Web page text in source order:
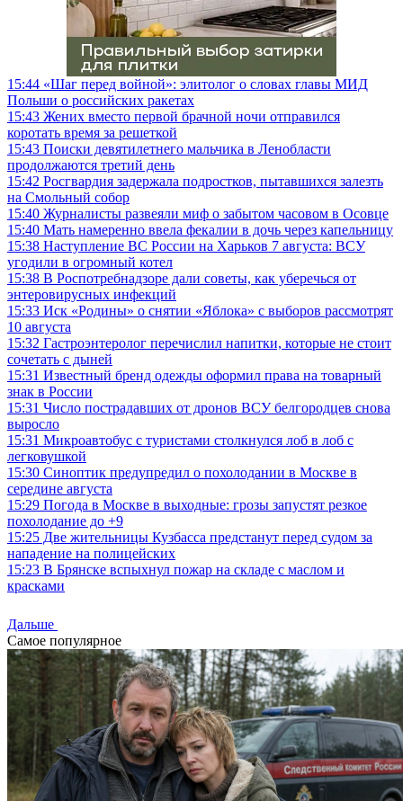
15:44 «Шаг перед войной»: элитолог о словах главы МИД
Польши о российских ракетах
15:43 Жених вместо первой брачной ночи отправился
коротать время за решеткой
15:43 Поиски девятилетнего мальчика в Ленобласти
продолжаются третий день
15:42 Росгвардия задержала подростков, пытавшихся залезть
на Смольный собор
15:40 Журналисты развеяли миф о забытом часовом в Осовце
15:40 Мать намеренно ввела фекалии в дочь через капельницу
15:38 Наступление ВС России на Харьков 7 августа: ВСУ
угодили в огромный котел
15:38 В Роспотребнадзоре дали советы, как уберечься от
энтеровирусных инфекций
15:33 Иск «Родины» о снятии «Яблока» с выборов рассмотрят
10 августа
15:32 Гастроэнтеролог перечислил напитки, которые не стоит
сочетать с дыней
15:31 Известный бренд одежды оформил права на товарный
знак в России
15:31 Число пострадавших от дронов ВСУ белгородцев снова
выросло
15:31 Микроавтобус с туристами столкнулся лоб в лоб с
легковушкой
15:30 Синоптик предупредил о похолодании в Москве в
середине августа
15:29 Погода в Москве в выходные: грозы запустят резкое
похолодание до +9
15:25 Две жительницы Кузбасса предстанут перед судом за
нападение на полицейских
15:23 В Брянске вспыхнул пожар на складе с маслом и
красками
Дальше
Самое популярное